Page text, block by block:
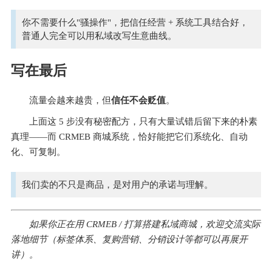
你不需要什么"骚操作"，把信任经营 + 系统工具结合好，
普通人完全可以用私域改写生意曲线。
写在最后
流量会越来越贵，但信任不会贬值。
上面这 5 步没有秘密配方，只有大量试错后留下来的朴素
真理——而 CRMEB 商城系统，恰好能把它们系统化、自动
化、可复制。
我们卖的不只是商品，是对用户的承诺与理解。
如果你正在用 CRMEB / 打算搭建私域商城，欢迎交流实际
落地细节（标签体系、复购营销、分销设计等都可以再展开
讲）。